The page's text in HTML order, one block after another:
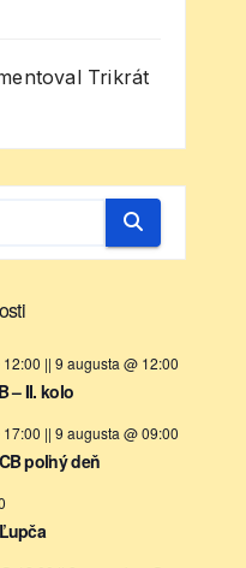
Trikrát
|| 9 augusta @ 12:00
– II. kolo
|| 9 augusta @ 09:00
poľný deň